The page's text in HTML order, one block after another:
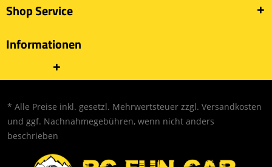
Shop Service
Informationen
* Alle Preise inkl. gesetzl. Mehrwertsteuer zzgl. Versandkosten
und ggf. Nachnahmegebühren, wenn nicht anders
beschrieben